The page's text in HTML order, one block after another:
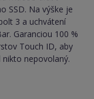
SSD. Na výške je
3 a uchvátení
Garanciou 100 %
Touch ID, aby
nepovolaný.